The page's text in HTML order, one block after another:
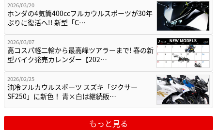
2026/03/20
ホンダの4気筒400ccフルカウルスポーツが30年
ぶりに復活へ!! 新型「C…
2026/03/07
高コスパ軽二輪から最高峰ツアラーまで! 春の新
型バイク発売カレンダー【202…
2026/02/25
油冷フルカウルスポーツ スズキ「ジクサー
SF250」に新色！ 青×白は継続販…
もっと見る